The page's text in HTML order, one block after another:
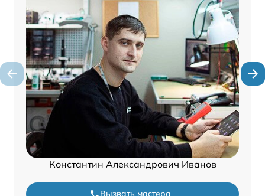
Константин Александрович Иванов
Вызвать мастера